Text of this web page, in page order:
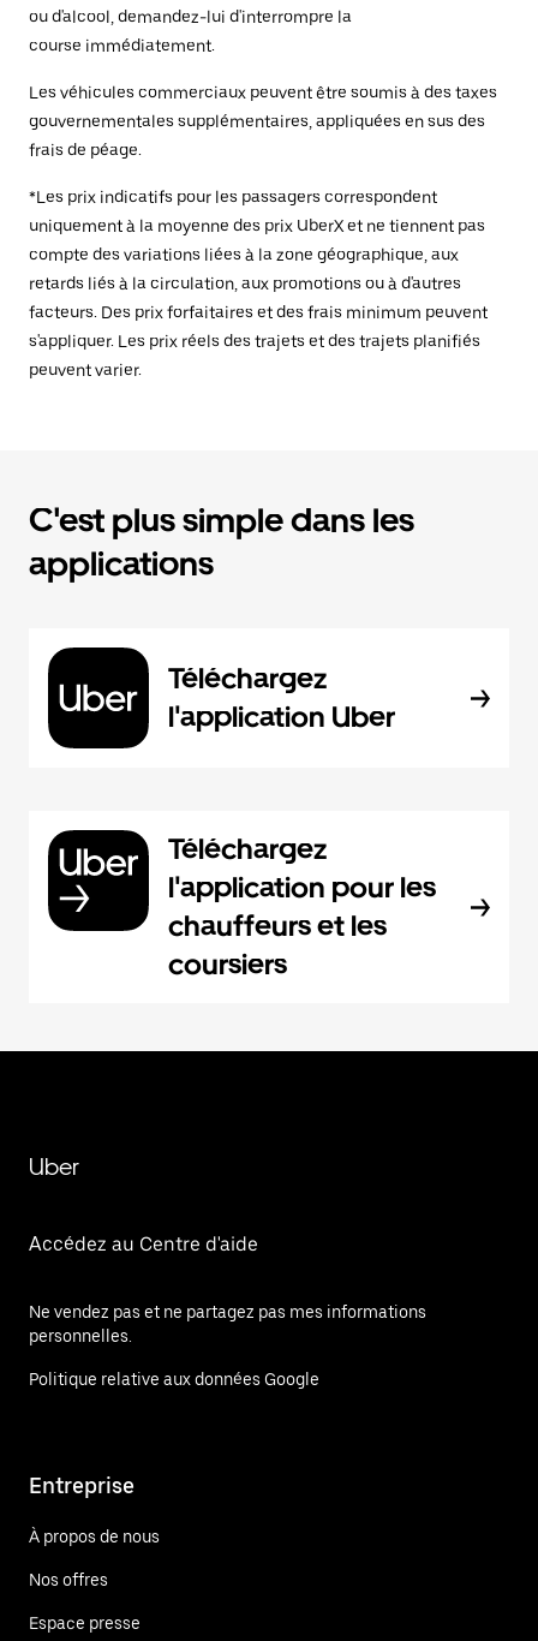
ou d'alcool, demandez-lui d'interrompre la
course immédiatement.
Les véhicules commerciaux peuvent être soumis à des taxes
gouvernementales supplémentaires, appliquées en sus des
frais de péage.
*Les prix indicatifs pour les passagers correspondent
uniquement à la moyenne des prix UberX et ne tiennent pas
compte des variations liées à la zone géographique, aux
retards liés à la circulation, aux promotions ou à d'autres
facteurs. Des prix forfaitaires et des frais minimum peuvent
s'appliquer. Les prix réels des trajets et des trajets planifiés
peuvent varier.
C'est plus simple dans les
applications
Téléchargez
l'application Uber
Téléchargez
l'application pour les
chauffeurs et les
coursiers
Uber
Accédez au Centre d'aide
Ne vendez pas et ne partagez pas mes informations
personnelles.
Politique relative aux données Google
Entreprise
À propos de nous
Nos offres
Espace presse